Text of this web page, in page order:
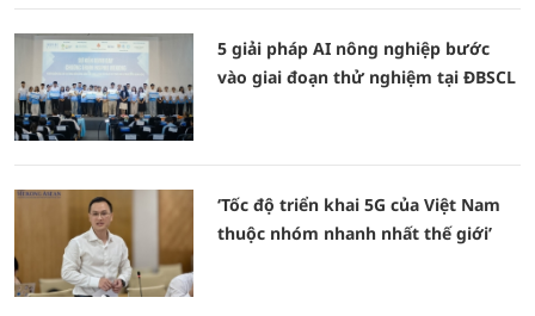
5 giải pháp AI nông nghiệp bước
vào giai đoạn thử nghiệm tại ĐBSCL
‘Tốc độ triển khai 5G của Việt Nam
thuộc nhóm nhanh nhất thế giới’